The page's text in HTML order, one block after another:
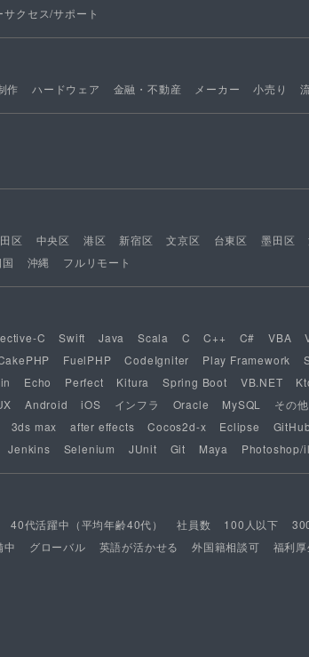
サクセス/サポート
作 ハードウェア 金融・不動産 メーカー 小売り
区 中央区 港区 新宿区 文京区 台東区 墨田区
沖縄 フルリモート
C Swift Java Scala C C++ C# VBA
FuelPHP CodeIgniter Play Framework
Echo Perfect Kitura Spring Boot VB.NET
Android iOS インフラ Oracle MySQL その他
3ds max after effects Cocos2d-x Eclipse
Jenkins Selenium JUnit Git Maya Photoshop/
40代活躍中（平均年齢40代） 社員数 100人以下
中 グローバル 英語が活かせる 外国籍相談可 福利厚